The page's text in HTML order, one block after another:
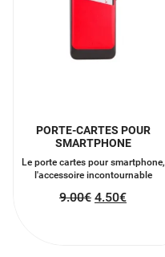
PORTE-CARTES POUR
SMARTPHONE
Le porte cartes pour smartphone,
l'accessoire incontournable
9.00€ 4.50€